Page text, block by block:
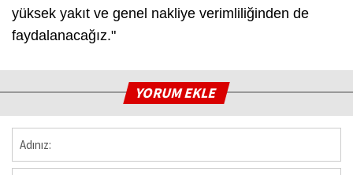
yüksek yakıt ve genel nakliye verimliliğinden de
faydalanacağız."
YORUM EKLE